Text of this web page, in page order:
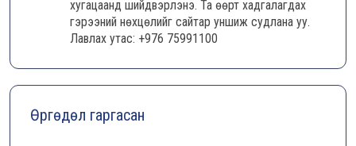
хугацаанд шийдвэрлэнэ. Та өөрт хадгалагдах
гэрээний нөхцөлийг сайтар уншиж судлана уу.
Лавлах утас: +976 75991100
Өргөдөл гаргасан